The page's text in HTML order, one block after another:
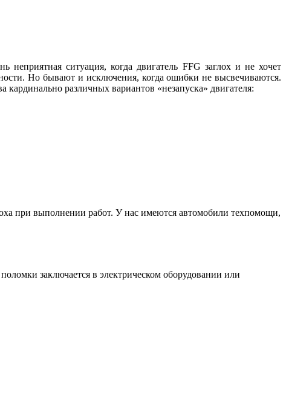
ситуация, когда двигатель FFG заглох и не хочет
Но бывают и исключения, когда ошибки не высвечиваются.
различных вариантов «незапуска» двигателя:
при выполнении работ. У нас имеются автомобили техпомощи,
заключается в электрическом оборудовании или